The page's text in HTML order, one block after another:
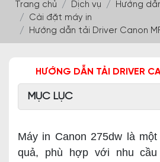
Trang chủ Dịch vụ
Hướng
Cài đặt máy in
Hướng dẫn tải Driver Canon
HƯỚNG DẪN TẢI DRIVER
MỤC LỤC
Máy in Canon 275dw là
quả, phù hợp với nhu